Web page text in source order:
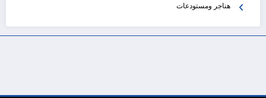
هناجر ومستودعات